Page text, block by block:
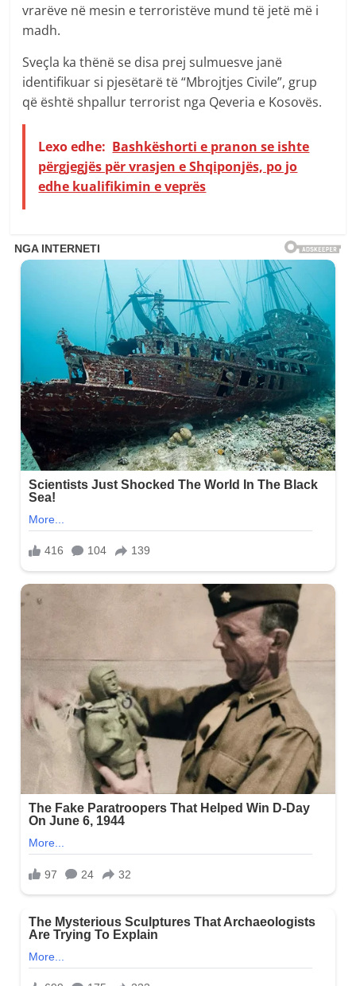
vrarëve në mesin e terroristëve mund të jetë më i
madh.
Sveçla ka thënë se disa prej sulmuesve janë
identifikuar si pjesëtarë të “Mbrojtjes Civile”, grup
që është shpallur terrorist nga Qeveria e Kosovës.
Lexo edhe: Bashkëshorti e pranon se ishte
përgjegjës për vrasjen e Shqiponjës, po jo
edhe kualifikimin e veprës